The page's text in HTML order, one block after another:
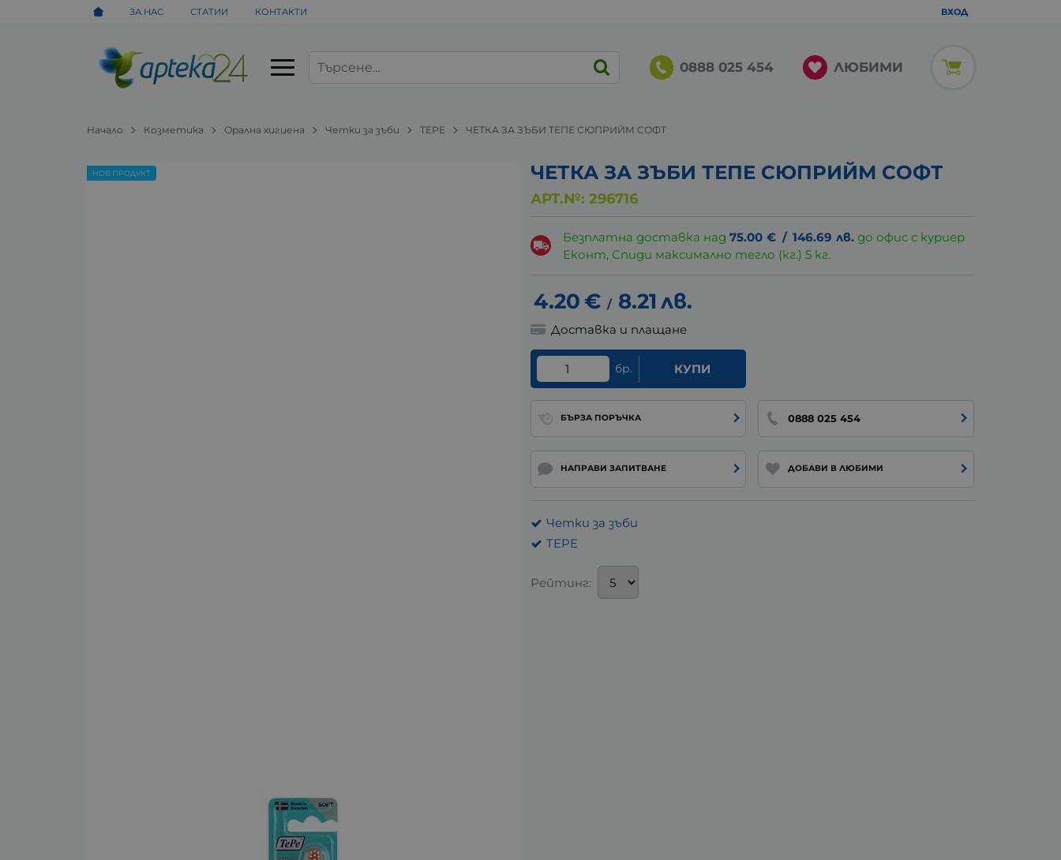
ЗА НАС СТАТИИ КОНТАКТИ ВХОД
0888 025 454 ЛЮБИМИ
Начало Козметика Орална хигиена Четки за зъби TEPE ЧЕТКА ЗА ЗЪБИ ТЕПЕ СЮПРИЙМ СОФТ
ЧЕТКА ЗА ЗЪБИ ТЕПЕ СЮПРИЙМ СОФТ
АРТ.№: 296716
НОВ ПРОДУКТ
Безплатна доставка над75.00 € / 146.69 лв. до офис с куриер
Еконт, Спиди максимално тегло (кг.) 5 кг.
4.20€ / 8.21 лв.
Доставка и плащане
бр. КУПИ
БЪРЗА ПОРЪЧКА 0888 025 454
НАПРАВИ ЗАПИТВАНЕ ДОБАВИ В ЛЮБИМИ
Четки за зъби
TEPE
Рейтинг: